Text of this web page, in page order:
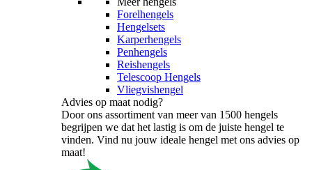
Forelhengels
Hengelsets
Karperhengels
Penhengels
Reishengels
Telescoop Hengels
Vliegvishengel
Advies op maat nodig?
Door ons assortiment van meer van 1500 hengels
begrijpen we dat het lastig is om de juiste hengel te
vinden. Vind nu jouw ideale hengel met ons advies op
maat!